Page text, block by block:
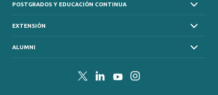
POSTGRADOS Y EDUCACIÓN CONTINUA
EXTENSIÓN
ALUMNI
TwitterLinkedInYouTubeInstagram